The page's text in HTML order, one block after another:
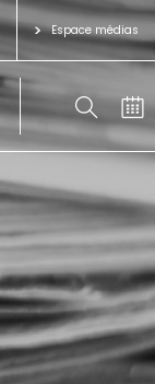
Espace médias